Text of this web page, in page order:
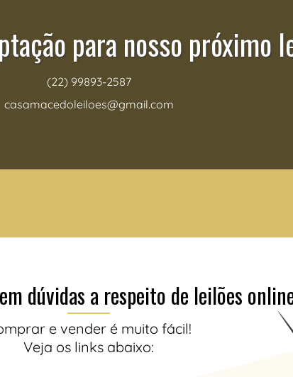
para nosso próximo
(22) 99893-2587
casamacedoleiloes@gmail.com
dúvidas a respeito de leilões
e vender é muito fácil!
Veja os links abaixo: